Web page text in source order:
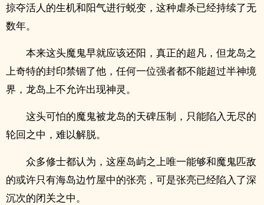
掠夺活人的生机和阳气进行蜕变，这种虐杀已经持续了无
数年。
本来这头魔鬼早就应该还阳，真正的超凡，但龙岛之
上奇特的封印禁锢了他，任何一位强者都不能超过半神境
界，龙岛上不允许出现神灵。
这头可怕的魔鬼被龙岛的天碑压制，只能陷入无尽的
轮回之中，难以解脱。
众多修士都认为，这座岛屿之上唯一能够和魔鬼匹敌
的或许只有海岛边竹屋中的张亮，可是张亮已经陷入了深
沉次的闭关之中。